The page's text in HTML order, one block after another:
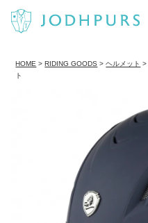
HOME RIDING GOODS ヘルメット
ト